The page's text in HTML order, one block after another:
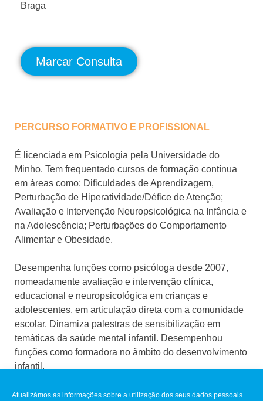
Atualizámos as informações sobre a utilização dos seus dados pessoais
Braga
Marcar Consulta
PERCURSO FORMATIVO E PROFISSIONAL
É licenciada em Psicologia pela Universidade do
Minho. Tem frequentado cursos de formação contínua
em áreas como: Dificuldades de Aprendizagem,
Perturbação de Hiperatividade/Défice de Atenção;
Avaliação e Intervenção Neuropsicológica na Infância e
na Adolescência; Perturbações do Comportamento
Alimentar e Obesidade.
Desempenha funções como psicóloga desde 2007,
nomeadamente avaliação e intervenção clínica,
educacional e neuropsicológica em crianças e
adolescentes, em articulação direta com a comunidade
escolar. Dinamiza palestras de sensibilização em
temáticas da saúde mental infantil. Desempenhou
funções como formadora no âmbito do desenvolvimento
infantil.